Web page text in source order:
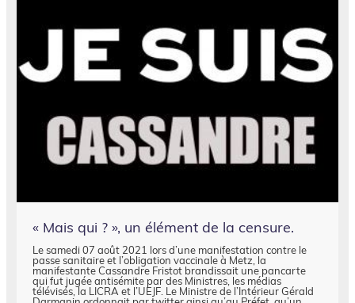
« Mais qui ? », un élément de la censure.
Le samedi 07 août 2021 lors d’une manifestation contre le
passe sanitaire et l’obligation vaccinale à Metz, la
manifestante Cassandre Fristot brandissait une pancarte
qui fut jugée antisémite par des Ministres, les médias
télévisés, la LICRA et l’UEJF. Le Ministre de l’Intérieur Gérald